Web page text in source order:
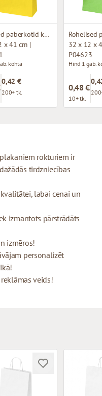
Kollased paberkotid keeratud käepidemetega
x 41 cm |
kohta
0,42 €
200+ tk.
32 x 12 x
P04623
Hind 1 gab.
0,48 €
10+ tk.
rokturiem ir
tirdzniecības
labai cenai un
izmantots pārstrādāts
izmēros!
personalizēt
veids!